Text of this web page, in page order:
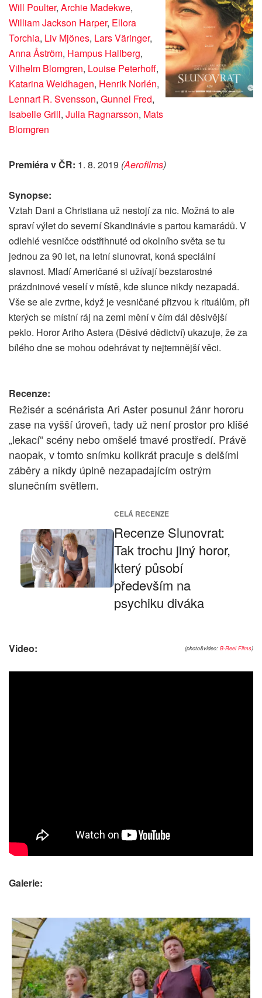
Will Poulter, Archie Madekwe,
William Jackson Harper, Ellora
Torchia, Liv Mjönes, Lars Väringer,
Anna Åström, Hampus Hallberg,
Vilhelm Blomgren, Louise Peterhoff,
Katarina Weidhagen, Henrik Norlén,
Lennart R. Svensson, Gunnel Fred,
Isabelle Grill, Julia Ragnarsson, Mats
Blomgren
Premiéra v ČR: 1. 8. 2019 (Aerofilms)
Synopse:
Vztah Dani a Christiana už nestojí za nic. Možná to ale
spraví výlet do severní Skandinávie s partou kamarádů. V
odlehlé vesničce odstřihnuté od okolního světa se tu
jednou za 90 let, na letní slunovrat, koná speciální
slavnost. Mladí Američané si užívají bezstarostné
prázdninové veselí v místě, kde slunce nikdy nezapadá.
Vše se ale zvrtne, když je vesničané přizvou k rituálům, při
kterých se místní ráj na zemi mění v čím dál děsivější
peklo. Horor Ariho Astera (Děsivé dědictví) ukazuje, že za
bílého dne se mohou odehrávat ty nejtemnější věci.
Recenze:
Režisér a scénárista Ari Aster posunul žánr hororu
zase na vyšší úroveň, tady už není prostor pro klišé
„lekací“ scény nebo omšelé tmavé prostředí. Právě
naopak, v tomto snímku kolikrát pracuje s delšími
záběry a nikdy úplně nezapadajícím ostrým
slunečním světlem.
CELÁ RECENZE
Recenze Slunovrat:
Tak trochu jiný horor,
který působí
především na
psychiku diváka
(photo&video: B-Reel Films)
Video:
Galerie: